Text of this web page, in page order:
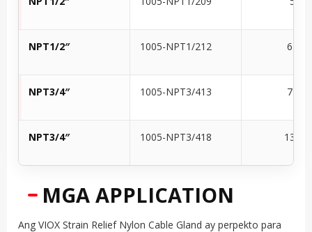
NPT1/2″ 1005-NPT1/212 6-12
NPT3/4″ 1005-NPT3/413 7-13
NPT3/4″ 1005-NPT3/418 13-18
MGA APPLICATION
Ang VIOX Strain Relief Nylon Cable Gland ay perpekto para